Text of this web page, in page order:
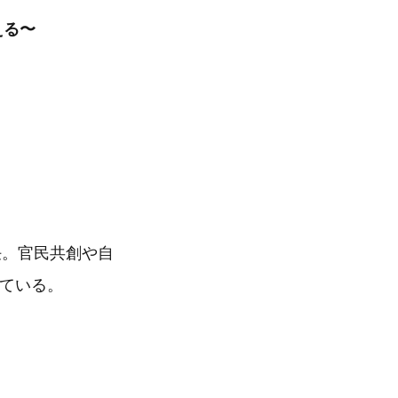
る〜
官民共創や自
いる。